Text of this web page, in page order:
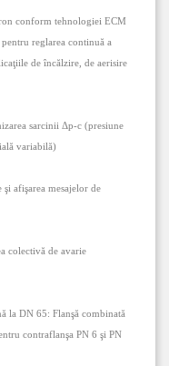
conform tehnologiei ECM
reglarea continuă a
de încălzire, de aerisire
sarcinii Δp-c (presiune
variabilă)
afişarea mesajelor de
colectivă de avarie
la DN 65: Flanşă combinată
contraflanşa PN 6 şi PN